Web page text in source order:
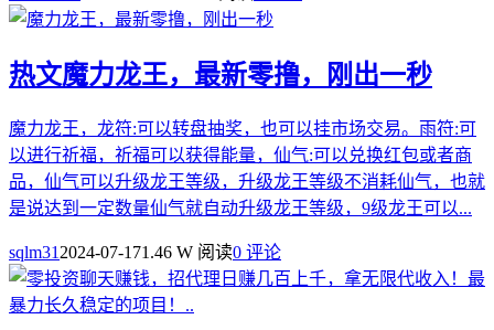
热文魔力龙王，最新零撸，刚出一秒
魔力龙王，龙符:可以转盘抽奖，也可以挂市场交易。雨符:可
以进行祈福，祈福可以获得能量，仙气:可以兑换红包或者商
品，仙气可以升级龙王等级，升级龙王等级不消耗仙气，也就
是说达到一定数量仙气就自动升级龙王等级，9级龙王可以...
sqlm31 2024-07-171.46 W 阅读0 评论